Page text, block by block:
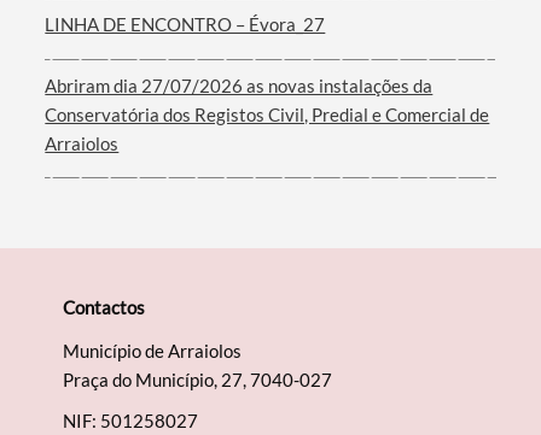
LINHA DE ENCONTRO – Évora_27
Abriram dia 27/07/2026 as novas instalações da
Conservatória dos Registos Civil, Predial e Comercial de
Arraiolos
Contactos
Município de Arraiolos
Praça do Município, 27, 7040-027
NIF: 501258027